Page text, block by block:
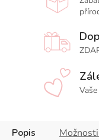
Popis